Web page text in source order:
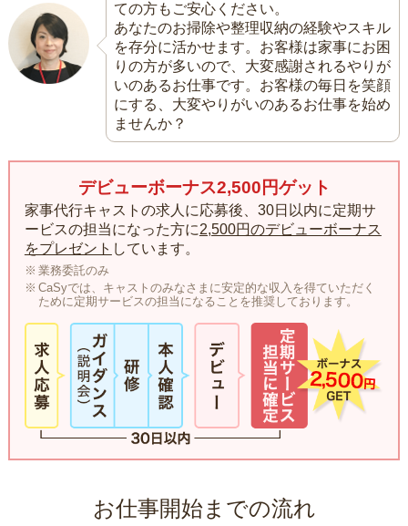
ての方もご安心ください。
あなたのお掃除や整理収納の経験やスキル
を存分に活かせます。お客様は家事にお困
りの方が多いので、大変感謝されるやりが
いのあるお仕事です。お客様の毎日を笑顔
にする、大変やりがいのあるお仕事を始め
ませんか？
デビューボーナス2,500円ゲット
家事代行キャストの求人に応募後、30日以内に定期サ
ービスの担当になった方に2,500円のデビューボーナス
をプレゼント しています。
業務委託のみ
CaSyでは、キャストのみなさまに安定的な収入を得ていただく
ために定期サービスの担当になることを推奨しております。
お仕事開始までの流れ